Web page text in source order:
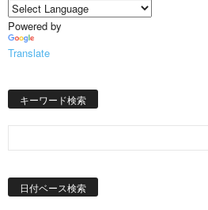
Powered by
Translate
キーワード検索
日付ベース検索